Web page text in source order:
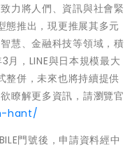
力將人們、資訊與社會緊
態推出，現更推展其多元
慧、金融科技等領域，積
月，LINE與日本規模最大
併，未來也將持續提供
瞭解更多資訊，請瀏覽官
hant/
門號後，申請資料經中